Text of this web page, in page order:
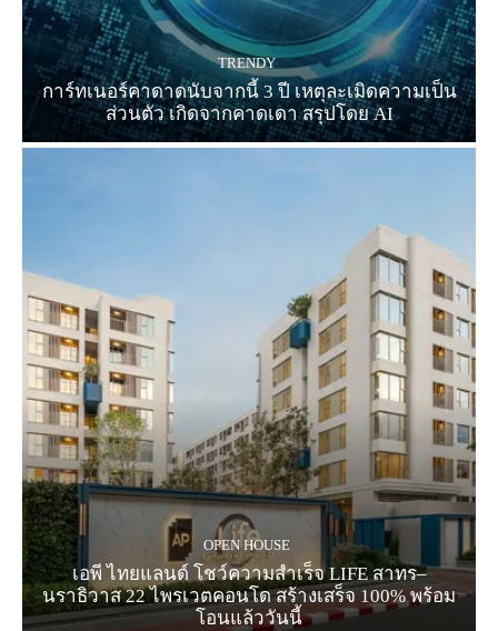
TRENDY
การ์ทเนอร์คาดาดนับจากนี้ 3 ปี เหตุละเมิดความเป็น
ส่วนตัว เกิดจากคาดเดา สรุปโดย AI
OPEN HOUSE
เอพี ไทยแลนด์ โชว์ความสำเร็จ LIFE สาทร–
นราธิวาส 22 ไพรเวตคอนโด สร้างเสร็จ 100% พร้อม
โอนแล้ววันนี้